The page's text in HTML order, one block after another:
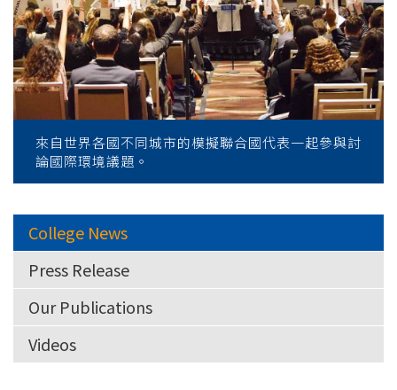
來自世界各國不同城市的模擬聯合國代表一起參與討
論國際環境議題。
College News
Press Release
Our Publications
Videos